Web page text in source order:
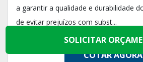
a garantir a qualidade e durabilidade
de evitar prejuízos com subst...
COTAR AGORA
SOLICITAR